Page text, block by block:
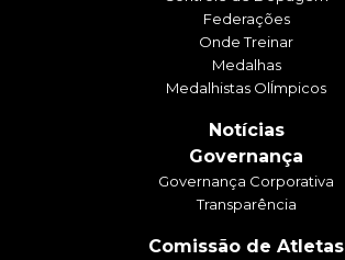
Federações
Onde Treinar
Medalhas
Medalhistas OlÍmpicos
Notícias
Governança
Governança Corporativa
Transparência
Comissão de Atletas